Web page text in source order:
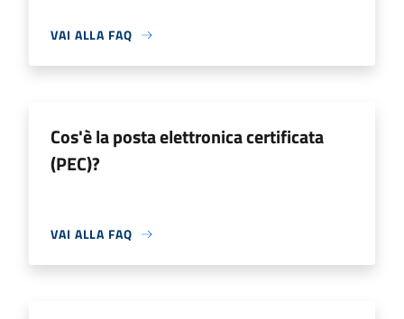
VAI ALLA FAQ
Cos'è la posta elettronica certificata
(PEC)?
VAI ALLA FAQ